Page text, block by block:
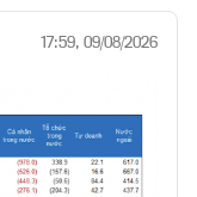
17:59, 09/08/2026